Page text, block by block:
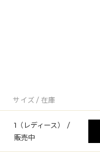
サイズ / 在庫
1（レディース）
/
販売中